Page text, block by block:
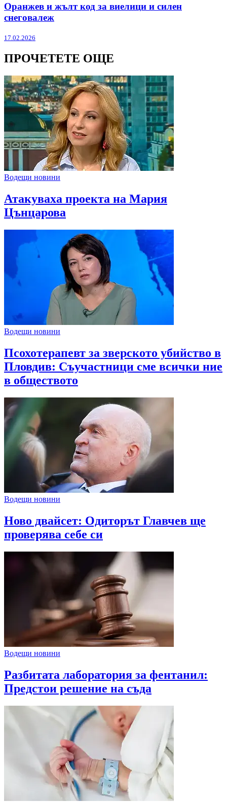
Оранжев и жълт код за виелици и силен
снеговалеж
17.02.2026
ПРОЧЕТЕТЕ ОЩЕ
Водещи новини
Атакуваха проекта на Мария
Цънцарова
Водещи новини
Псохотерапевт за зверското убийство в
Пловдив: Съучастници сме всички ние
в обществото
Водещи новини
Ново двайсет: Одиторът Главчев ще
проверява себе си
Водещи новини
Разбитата лаборатория за фентанил:
Предстои решение на съда